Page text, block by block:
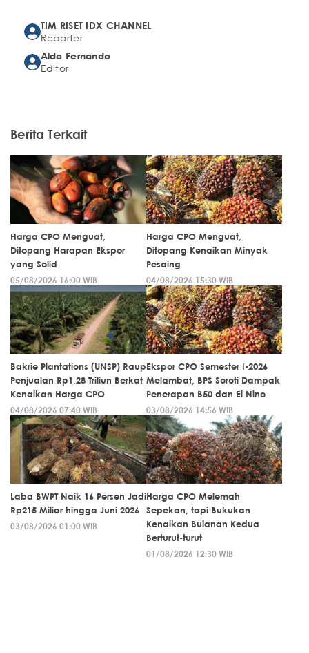
TIM RISET IDX CHANNEL
Reporter
Aldo Fernando
Editor
Berita Terkait
Harga CPO Menguat,
Ditopang Harapan Ekspor
yang Solid
05/08/2026 16:00 WIB
Harga CPO Menguat,
Ditopang Kenaikan Minyak
Pesaing
04/08/2026 15:30 WIB
Bakrie Plantations (UNSP) Raup
Penjualan Rp1,28 Triliun Berkat
Kenaikan Harga CPO
04/08/2026 07:40 WIB
Ekspor CPO Semester I-2026
Melambat, BPS Soroti Dampak
Penerapan B50 dan El Nino
03/08/2026 14:56 WIB
Laba BWPT Naik 16 Persen Jadi
Rp215 Miliar hingga Juni 2026
03/08/2026 01:00 WIB
Harga CPO Melemah
Sepekan, tapi Bukukan
Kenaikan Bulanan Kedua
Berturut-turut
01/08/2026 12:30 WIB